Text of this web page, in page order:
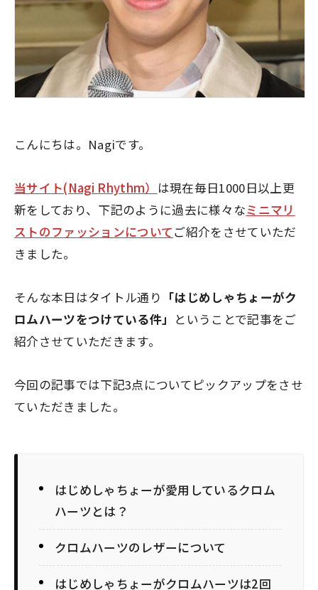
こんにちは。Nagiです。
当サイト(Nagi Rhythm） は現在毎日1000日以上更
新をしており、下記のように過去に様々なミニマリ
ストのファッションについてご紹介をさせていただ
きました。
そんな本日はタイトル通り 「はじめしゃちょーがク
ロムハーツをつけている件」 ということで記事をご
紹介させていただきます。
今回の記事では下記3点についてピックアップをさせ
ていただきました。
はじめしゃちょーが愛用しているクロム
ハーツとは？
クロムハーツのレザーについて
はじめしゃちょーがクロムハーツは2回